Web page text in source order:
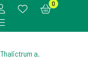
0
Thalictrum a.